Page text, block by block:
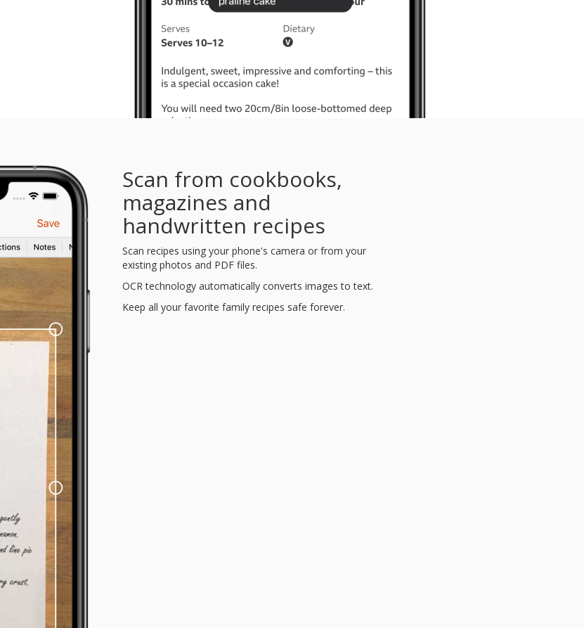
Scan from cookbooks,
magazines and
handwritten recipes
Scan recipes using your phone's camera or from your
existing photos and PDF files.
OCR technology automatically converts images to text.
Keep all your favorite family recipes safe forever.